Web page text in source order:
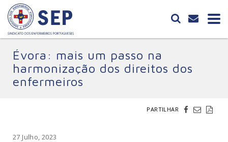
Évora: mais um passo na
harmonização dos direitos dos
enfermeiros
PARTILHAR
27 Julho, 2023